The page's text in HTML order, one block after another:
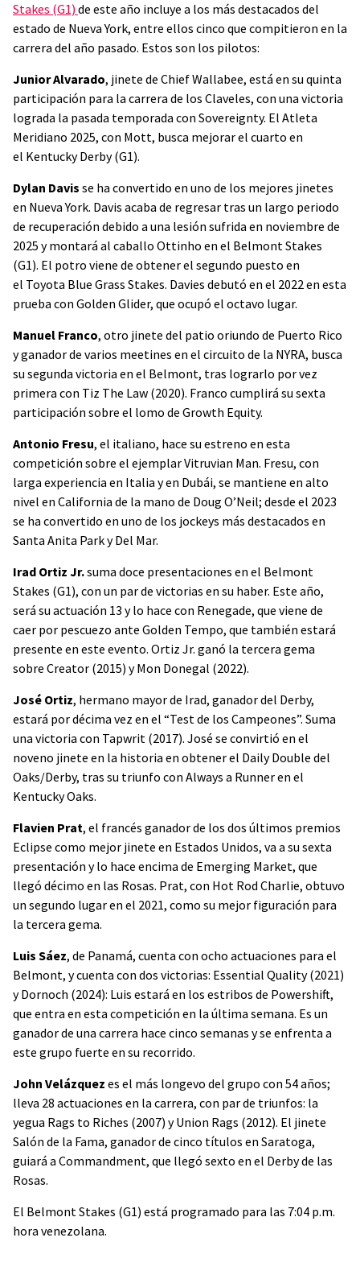
Stakes (G1) de este año incluye a los más destacados del
estado de Nueva York, entre ellos cinco que compitieron en la
carrera del año pasado. Estos son los pilotos:
Junior Alvarado, jinete de Chief Wallabee, está en su quinta
participación para la carrera de los Claveles, con una victoria
lograda la pasada temporada con Sovereignty. El Atleta
Meridiano 2025, con Mott, busca mejorar el cuarto en
el Kentucky Derby (G1).
Dylan Davis se ha convertido en uno de los mejores jinetes
en Nueva York. Davis acaba de regresar tras un largo periodo
de recuperación debido a una lesión sufrida en noviembre de
2025 y montará al caballo Ottinho en el Belmont Stakes
(G1). El potro viene de obtener el segundo puesto en
el Toyota Blue Grass Stakes. Davies debutó en el 2022 en esta
prueba con Golden Glider, que ocupó el octavo lugar.
Manuel Franco, otro jinete del patio oriundo de Puerto Rico
y ganador de varios meetines en el circuito de la NYRA, busca
su segunda victoria en el Belmont, tras lograrlo por vez
primera con Tiz The Law (2020). Franco cumplirá su sexta
participación sobre el lomo de Growth Equity.
Antonio Fresu, el italiano, hace su estreno en esta
competición sobre el ejemplar Vitruvian Man. Fresu, con
larga experiencia en Italia y en Dubái, se mantiene en alto
nivel en California de la mano de Doug O’Neil; desde el 2023
se ha convertido en uno de los jockeys más destacados en
Santa Anita Park y Del Mar.
Irad Ortiz Jr.suma doce presentaciones en el Belmont
Stakes (G1), con un par de victorias en su haber. Este año,
será su actuación 13 y lo hace con Renegade, que viene de
caer por pescuezo ante Golden Tempo, que también estará
presente en este evento. Ortiz Jr. ganó la tercera gema
sobre Creator (2015) y Mon Donegal (2022).
José Ortiz, hermano mayor de Irad, ganador del Derby,
estará por décima vez en el “Test de los Campeones”. Suma
una victoria con Tapwrit (2017). José se convirtió en el
noveno jinete en la historia en obtener el Daily Double del
Oaks/Derby, tras su triunfo con Always a Runner en el
Kentucky Oaks.
Flavien Prat, el francés ganador de los dos últimos premios
Eclipse como mejor jinete en Estados Unidos, va a su sexta
presentación y lo hace encima de Emerging Market, que
llegó décimo en las Rosas. Prat, con Hot Rod Charlie, obtuvo
un segundo lugar en el 2021, como su mejor figuración para
la tercera gema.
Luis Sáez, de Panamá, cuenta con ocho actuaciones para el
Belmont, y cuenta con dos victorias: Essential Quality (2021)
y Dornoch (2024): Luis estará en los estribos de Powershift,
que entra en esta competición en la última semana. Es un
ganador de una carrera hace cinco semanas y se enfrenta a
este grupo fuerte en su recorrido.
John Velázquez es el más longevo del grupo con 54 años;
lleva 28 actuaciones en la carrera, con par de triunfos: la
yegua Rags to Riches (2007) y Union Rags (2012). El jinete
Salón de la Fama, ganador de cinco títulos en Saratoga,
guiará a Commandment, que llegó sexto en el Derby de las
Rosas.
El Belmont Stakes (G1) está programado para las 7:04 p.m.
hora venezolana.